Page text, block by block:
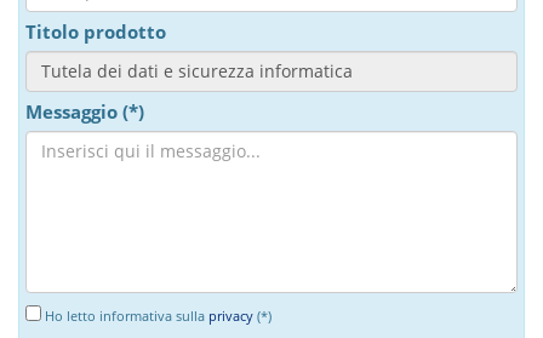
Titolo prodotto
Messaggio (*)
Ho letto informativa sulla privacy (*)